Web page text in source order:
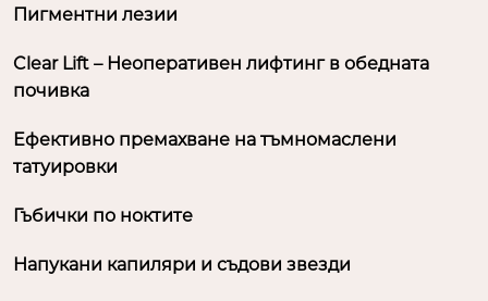
Пигментни лезии
Clear Lift – Неоперативен лифтинг в обедната
почивка
Ефективно премахване на тъмномаслени
татуировки
Гъбички по ноктите
Напукани капиляри и съдови звезди